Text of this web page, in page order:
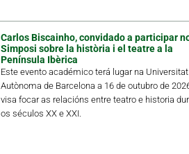
Carlos Biscainho, convidado a participar
Simposi sobre la història i el teatre a la
Península Ibèrica
Este evento académico terá lugar na Universitat
Autònoma de Barcelona a 16 de outubro de
visa focar as relacións entre teatro e historia
os séculos XX e XXI.